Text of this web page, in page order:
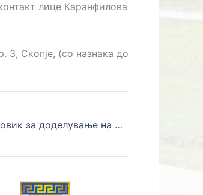
лице Каранфилова
3, Скопје, (со назнака до
Јавен повик за доделување на финансиски средства од Буџетот на Општина Битола за реализација на активности од акцискиот план за развој на волонтерството за организирање на волонтерски акции